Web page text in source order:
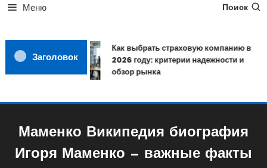
Меню Поиск
Заголовок
Как выбрать страховую компанию в
2026 году: критерии надежности и
обзор рынка
Маменко Википедия биография
Игоря Маменко — важные факты